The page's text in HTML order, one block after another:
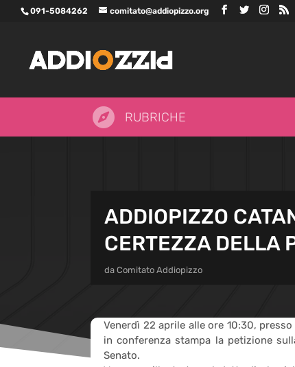
091-5084262 comitato@addiopizzo.org
 RUBRICHE
ADDIOPIZZO
CERTEZZA DELLA
da Comitato Addiopizzo
Venerdì 22 aprile alle ore 10:30,
in conferenza stampa la petizione
Senato.